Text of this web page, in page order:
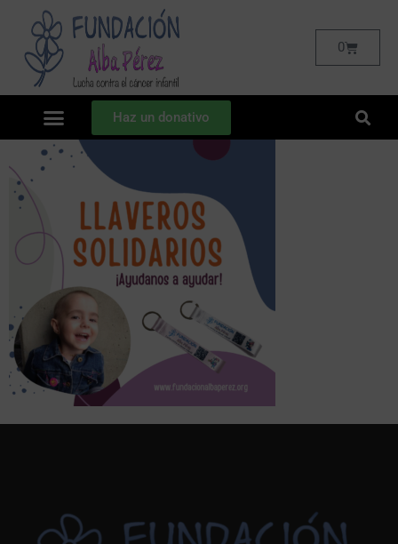
0
Haz un donativo